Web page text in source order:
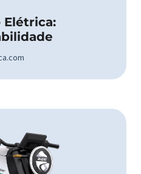
Elétrica: